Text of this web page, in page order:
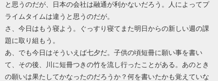
と思うのだが、日本の会社は融通が利かないだろう。人によってプ
ライムタイムは違うと思うのだが。
さ、今日はもう寝よう。ぐっすり寝てまた明日からの新しい週の課
題に取り組もう。
あ、でも今日はそういえば七夕だ。子供の頃短冊に願い事を書い
て、その後、川に短冊つきの竹を流し行ったことがある。あのとき
の願いは果たしてかなったのだろうか？何を書いたかも覚えていな